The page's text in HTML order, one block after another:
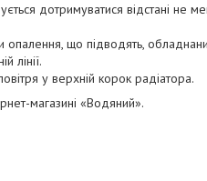
дотримуватися відстані не
опалення, що підводять,
лінії.
у верхній корок радіатора.
магазині «Водяний».